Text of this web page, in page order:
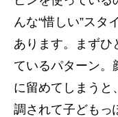
んな“惜しい”スタ
あります。まずひ
ているパターン。
に留めてしまうと
調されて子どもっ